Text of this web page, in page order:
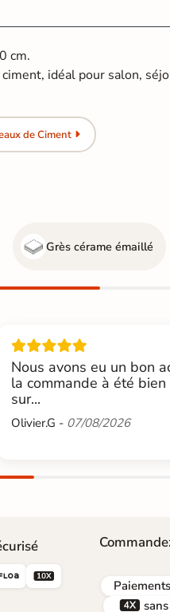
cm.
idéal pour salon,
de Ciment
Grès cérame émaillé
Nous avons eu un bon
la commande à été bien
sur...
Olivier.G - 07/08/2026
 Paiements
